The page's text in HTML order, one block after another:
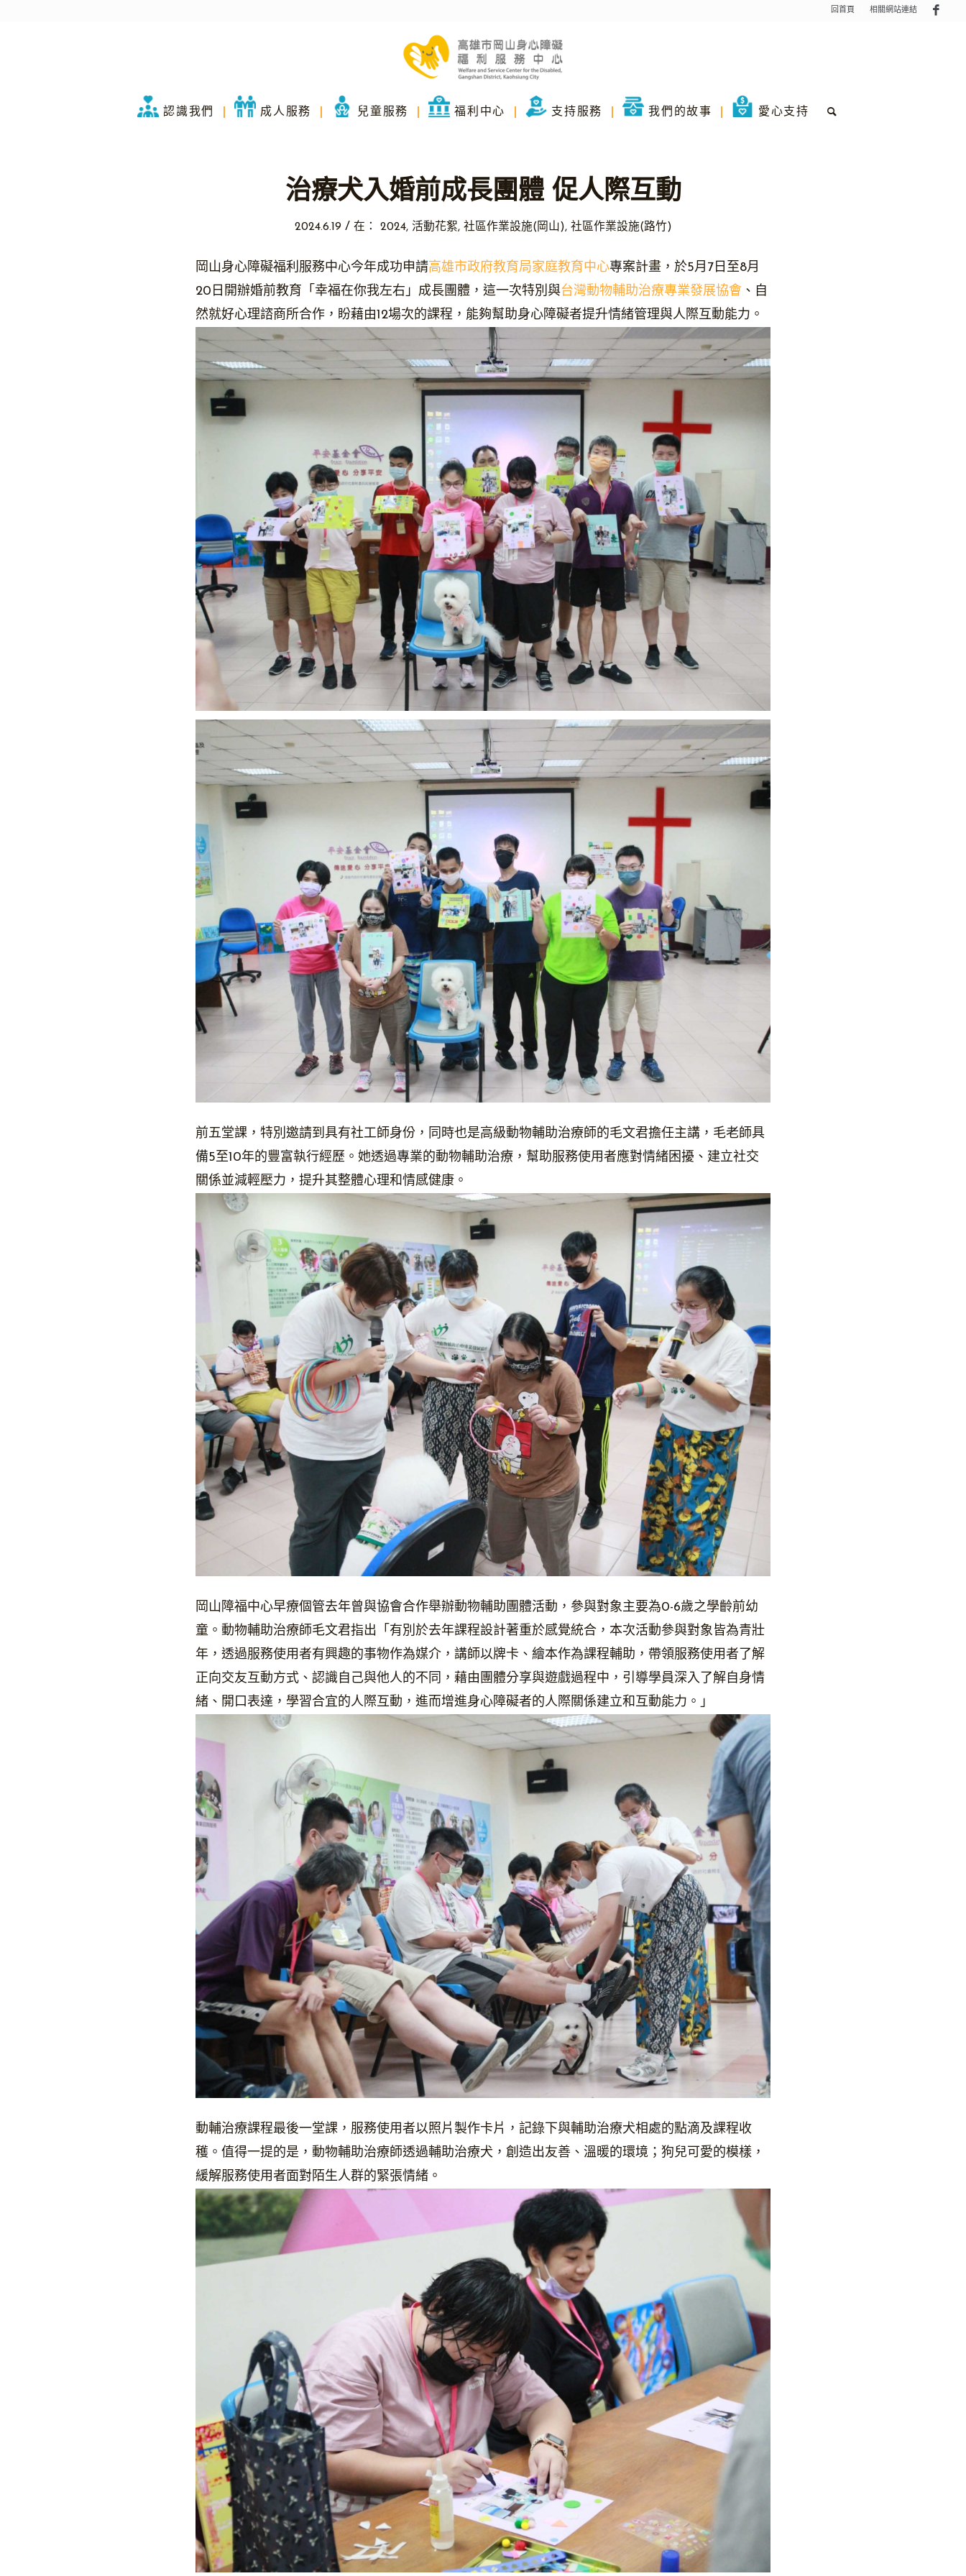
回首頁 相關網站連結
認識我們 成人服務 兒童服務 福利中心 支持服務 我們的故事 愛心支持
治療犬入婚前成長團體 促人際互動
2024.6.19 / 在： 2024, 活動花絮, 社區作業設施(岡山), 社區作業設施(路竹)
岡山身心障礙福利服務中心今年成功申請高雄市政府教育局家庭教育中心專案計畫，於5月7日至8月
20日開辦婚前教育「幸福在你我左右」成長團體，這一次特別與台灣動物輔助治療專業發展協會 、自
然就好心理諮商所合作，盼藉由12場次的課程，能夠幫助身心障礙者提升情緒管理與人際互動能力。
前五堂課，特別邀請到具有社工師身份，同時也是高級動物輔助治療師的毛文君擔任主講，毛老師具
備5至10年的豐富執行經歷。她透過專業的動物輔助治療，幫助服務使用者應對情緒困擾、建立社交
關係並減輕壓力，提升其整體心理和情感健康。
岡山障福中心早療個管去年曾與協會合作舉辦動物輔助團體活動，參與對象主要為0-6歲之學齡前幼
童。動物輔助治療師毛文君指出「有別於去年課程設計著重於感覺統合，本次活動參與對象皆為青壯
年，透過服務使用者有興趣的事物作為媒介，講師以牌卡、繪本作為課程輔助，帶領服務使用者了解
正向交友互動方式、認識自己與他人的不同，藉由團體分享與遊戲過程中，引導學員深入了解自身情
緒、開口表達，學習合宜的人際互動，進而增進身心障礙者的人際關係建立和互動能力。」
動輔治療課程最後一堂課，服務使用者以照片製作卡片，記錄下與輔助治療犬相處的點滴及課程收
穫。值得一提的是，動物輔助治療師透過輔助治療犬，創造出友善、溫暖的環境；狗兒可愛的模樣，
緩解服務使用者面對陌生人群的緊張情緒。